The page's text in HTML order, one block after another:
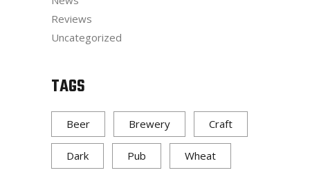
Reviews
Uncategorized
TAGS
Beer Brewery Craft
Dark Pub Wheat